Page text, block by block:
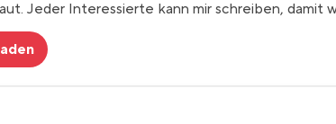
Jeder Interessierte kann mir schreiben, damit